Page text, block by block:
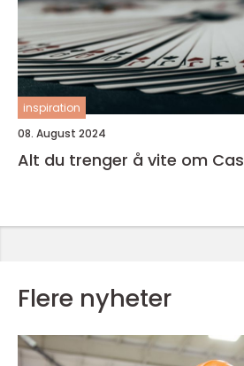
inspiration
08. August 2024
Alt du trenger å vite om
Flere nyheter